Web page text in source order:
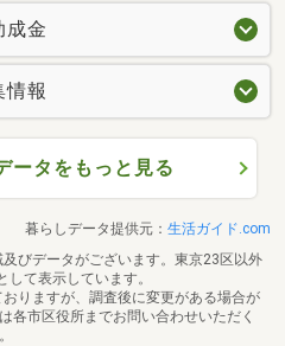
成金
報
ータをもっと見る
暮らしデータ提供元： 生活ガイド.com
びデータがございます。東京23区以外
て表示しています。
りますが、調査後に変更がある場合が
各市区役所までお問い合わせいただく